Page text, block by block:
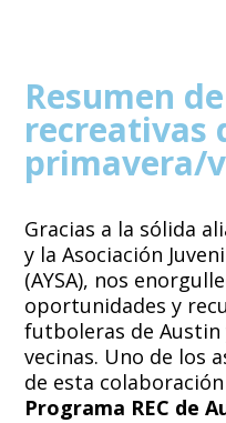
Resumen
recreativas
primavera/
Gracias a la sólida
y la Asociación
(AYSA), nos
oportunidades y
futboleras de Austin
vecinas. Uno de los
de esta
Programa REC de